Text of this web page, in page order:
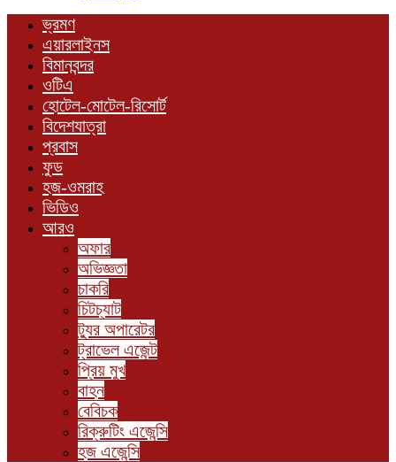
ভ্রমণ
এয়ারলাইনস
বিমানবন্দর
ওটিএ
হোটেল-মোটেল-রিসোর্ট
বিদেশযাত্রা
প্রবাস
ফুড
হজ-ওমরাহ
ভিডিও
আরও
অফার
অভিজ্ঞতা
চাকরি
চিটচ্যাট
ট্যুর অপারেটর
ট্রাভেল এজেন্ট
প্রিয় মুখ
বাহন
বেবিচক
রিক্রুটিং এজেন্সি
হজ এজেন্সি